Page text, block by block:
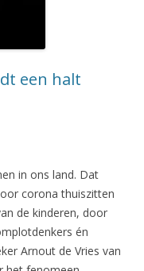
een halt
in ons land. Dat
corona thuiszitten
de kinderen, door
én
Arnout de Vries van